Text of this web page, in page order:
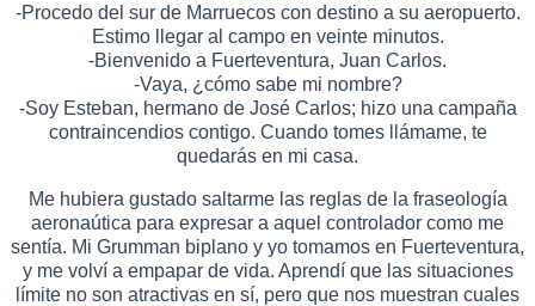
-Procedo del sur de Marruecos con destino a su aeropuerto.
Estimo llegar al campo en veinte minutos.
-Bienvenido a Fuerteventura, Juan Carlos.
-Vaya, ¿cómo sabe mi nombre?
-Soy Esteban, hermano de José Carlos; hizo una campaña
contraincendios contigo. Cuando tomes llámame, te
quedarás en mi casa.
Me hubiera gustado saltarme las reglas de la fraseología
aeronaútica para expresar a aquel controlador como me
sentía. Mi Grumman biplano y yo tomamos en Fuerteventura,
y me volví a empapar de vida. Aprendí que las situaciones
límite no son atractivas en sí, pero que nos muestran cuales